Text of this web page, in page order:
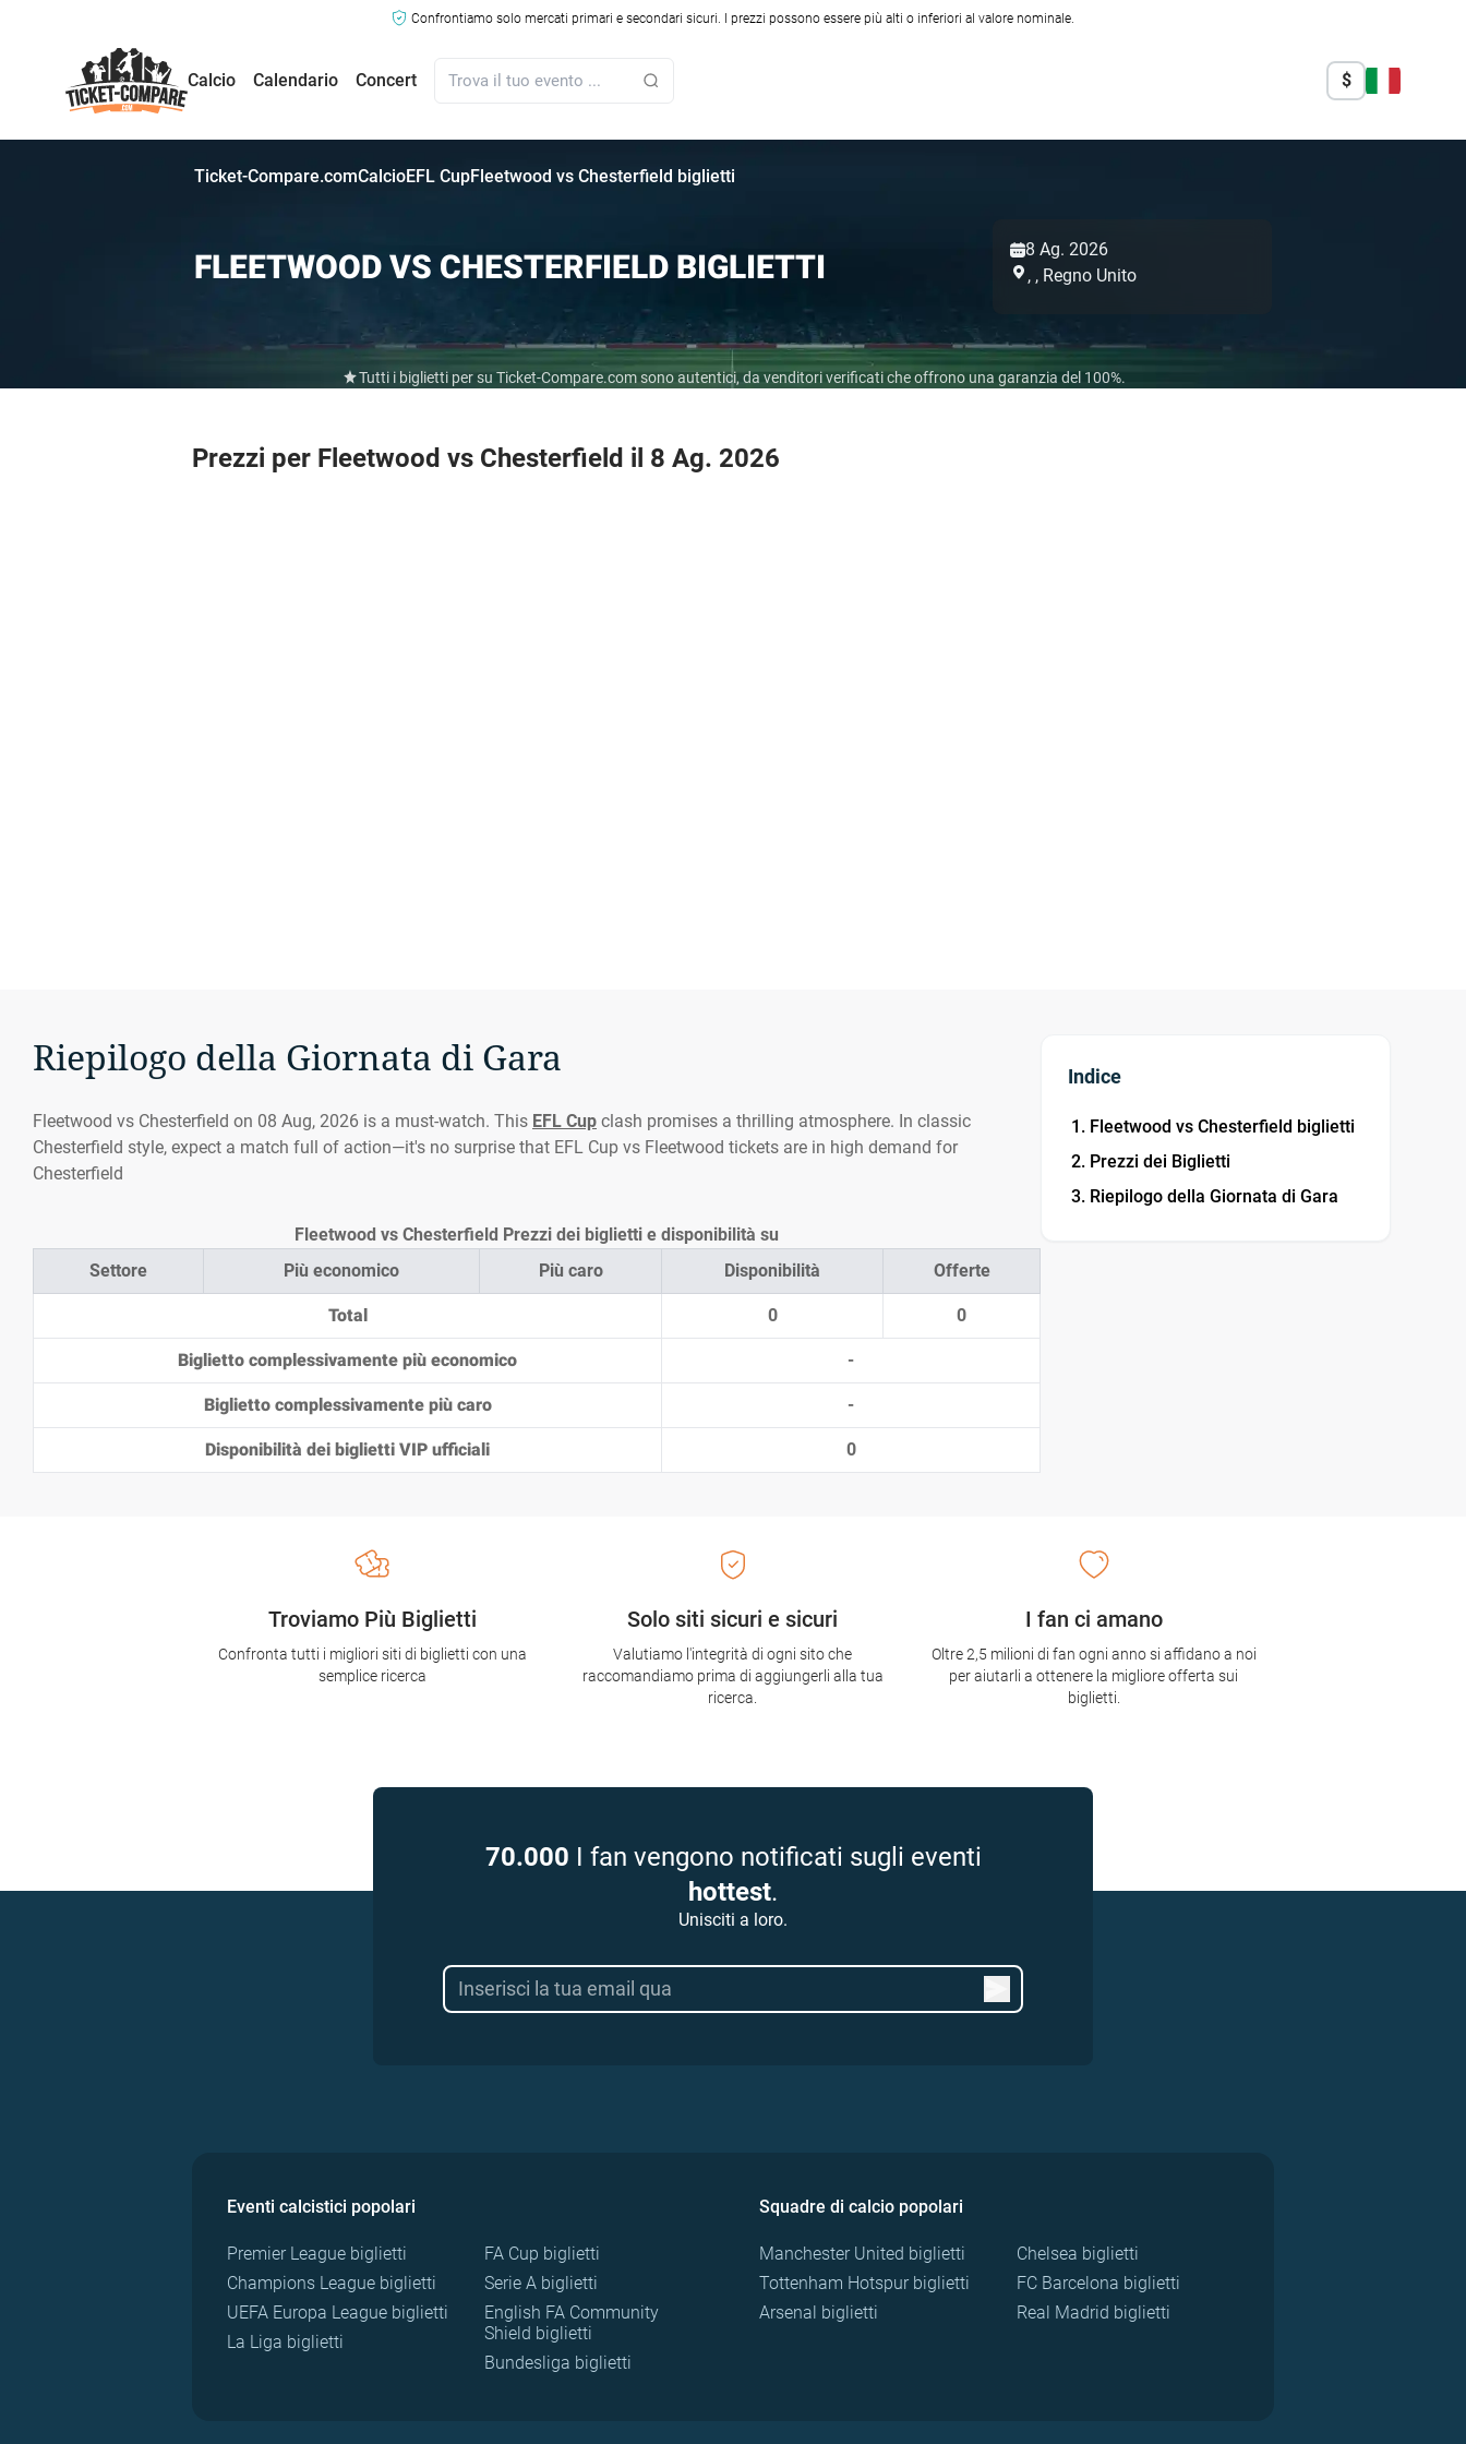
Confrontiamo solo mercati primari e secondari sicuri. I prezzi possono essere più alti o inferiori al valore nominale.
Calcio Calendario Concert $
Ticket-Compare.comCalcioEFL CupFleetwood vs Chesterfield biglietti
FLEETWOOD VS CHESTERFIELD BIGLIETTI
8 Ag. 2026
, , Regno Unito
Tutti i biglietti per su Ticket-Compare.com sono autentici, da venditori verificati che offrono una garanzia del 100%.
Prezzi per Fleetwood vs Chesterfield il 8 Ag. 2026
Riepilogo della Giornata di Gara
Fleetwood vs Chesterfield on 08 Aug, 2026 is a must-watch. This EFL Cup clash promises a thrilling atmosphere. In classic
Chesterfield style, expect a match full of action—it's no surprise that EFL Cup vs Fleetwood tickets are in high demand for
Chesterfield
Settore Più economico Più caro Disponibilità Offerte
Total 0 0
Biglietto complessivamente più economico -
Biglietto complessivamente più caro -
Disponibilità dei biglietti VIP ufficiali 0
Fleetwood vs Chesterfield Prezzi dei biglietti e disponibilità su
Indice
Fleetwood vs Chesterfield biglietti
Prezzi dei Biglietti
Riepilogo della Giornata di Gara
Solo siti sicuri e sicuri
Valutiamo l'integrità di ogni sito che
raccomandiamo prima di aggiungerli alla tua
ricerca.
Troviamo Più Biglietti
Confronta tutti i migliori siti di biglietti con una
semplice ricerca
I fan ci amano
Oltre 2,5 milioni di fan ogni anno si affidano a noi
per aiutarli a ottenere la migliore offerta sui
biglietti.
70.000 I fan vengono notificati sugli eventi
hottest.
Unisciti a loro.
Eventi calcistici popolari
Premier League biglietti
Champions League biglietti
UEFA Europa League biglietti
La Liga biglietti
FA Cup biglietti
Serie A biglietti
English FA Community
Shield biglietti
Bundesliga biglietti
Squadre di calcio popolari
Manchester United biglietti
Tottenham Hotspur biglietti
Arsenal biglietti
Chelsea biglietti
FC Barcelona biglietti
Real Madrid biglietti